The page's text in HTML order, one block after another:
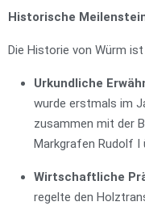
Historische
Die Historie von Würm
Urkundliche
wurde erstmals im
zusammen mit der
Markgrafen Rudolf I
Wirtschaftliche
regelte den